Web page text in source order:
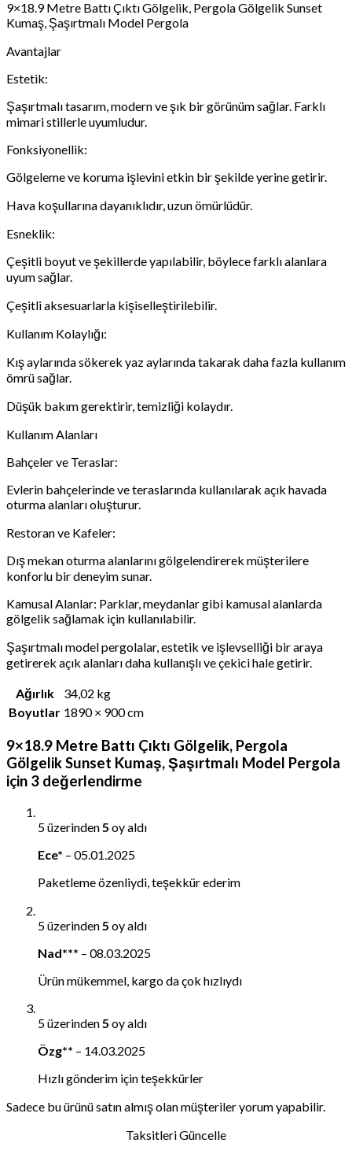
9×18.9 Metre Battı Çıktı Gölgelik, Pergola Gölgelik Sunset
Kumaş, Şaşırtmalı Model Pergola
Avantajlar
Estetik:
Şaşırtmalı tasarım, modern ve şık bir görünüm sağlar. Farklı
mimari stillerle uyumludur.
Fonksiyonellik:
Gölgeleme ve koruma işlevini etkin bir şekilde yerine getirir.
Hava koşullarına dayanıklıdır, uzun ömürlüdür.
Esneklik:
Çeşitli boyut ve şekillerde yapılabilir, böylece farklı alanlara
uyum sağlar.
Çeşitli aksesuarlarla kişiselleştirilebilir.
Kullanım Kolaylığı:
Kış aylarında sökerek yaz aylarında takarak daha fazla kullanım
ömrü sağlar.
Düşük bakım gerektirir, temizliği kolaydır.
Kullanım Alanları
Bahçeler ve Teraslar:
Evlerin bahçelerinde ve teraslarında kullanılarak açık havada
oturma alanları oluşturur.
Restoran ve Kafeler:
Dış mekan oturma alanlarını gölgelendirerek müşterilere
konforlu bir deneyim sunar.
Kamusal Alanlar: Parklar, meydanlar gibi kamusal alanlarda
gölgelik sağlamak için kullanılabilir.
Şaşırtmalı model pergolalar, estetik ve işlevselliği bir araya
getirerek açık alanları daha kullanışlı ve çekici hale getirir.
Ağırlık
34,02 kg
Boyutlar 1890 × 900 cm
9×18.9 Metre Battı Çıktı Gölgelik, Pergola
Gölgelik Sunset Kumaş, Şaşırtmalı Model Pergola
için 3 değerlendirme
5 üzerinden5 oy aldı
Ece* – 05.01.2025
Paketleme özenliydi, teşekkür ederim
5 üzerinden5 oy aldı
Nad*** – 08.03.2025
Ürün mükemmel, kargo da çok hızlıydı
5 üzerinden5 oy aldı
Özg** – 14.03.2025
Hızlı gönderim için teşekkürler
Sadece bu ürünü satın almış olan müşteriler yorum yapabilir.
Taksitleri Güncelle